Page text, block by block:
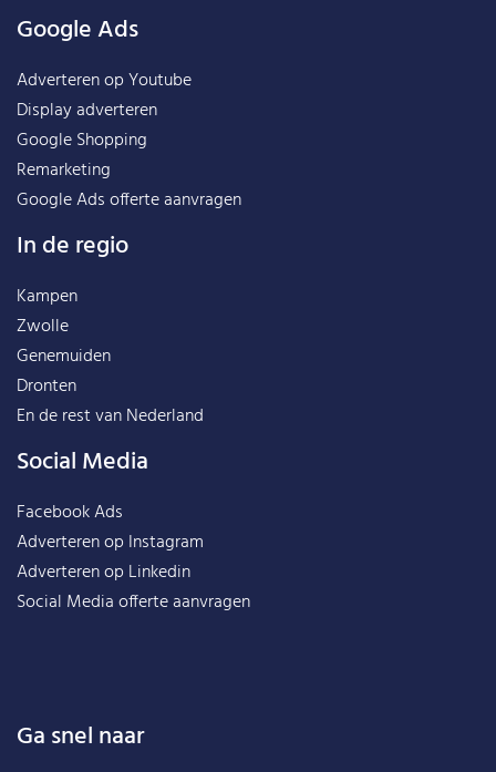
Google Ads
Adverteren op Youtube
Display adverteren
Google Shopping
Remarketing
Google Ads offerte aanvragen
In de regio
Kampen
Zwolle
Genemuiden
Dronten
En de rest vanNederland
Social Media
Facebook Ads
Adverteren op Instagram
Adverteren op Linkedin
Social Media offerte aanvragen
Ga snel naar